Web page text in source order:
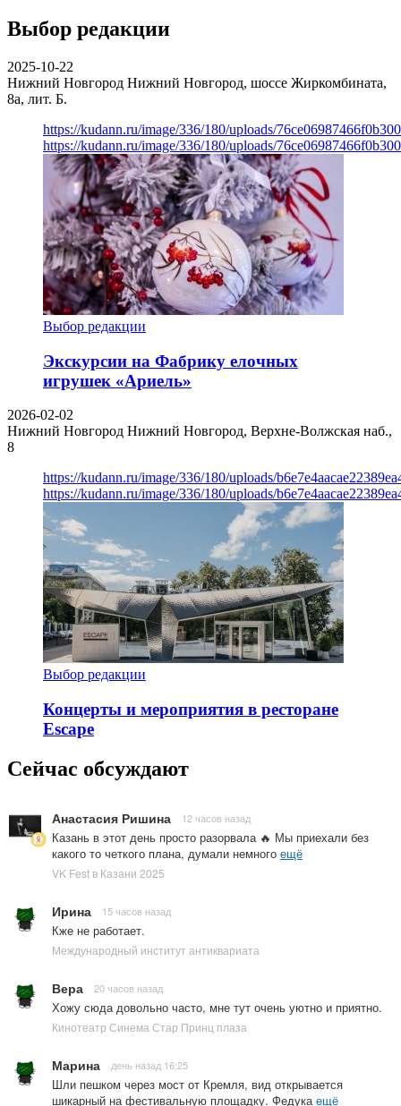
Выбор редакции
2025-10-22
Нижний Новгород Нижний Новгород, шоссе Жиркомбината,
8а, лит. Б.
https://kudann.ru/image/336/180/uploads/
https://kudann.ru/image/336/180/uploads/
Выбор редакции
Экскурсии на Фабрику елочных
игрушек «Ариель»
2026-02-02
Нижний Новгород Нижний Новгород, Верхне-Волжская наб.,
8
https://kudann.ru/image/336/180/uploads/
https://kudann.ru/image/336/180/uploads/
Выбор редакции
Концерты и мероприятия в ресторане
Escape
Сейчас обсуждают
Анастасия Ришина 12 часов назад
Казань в этот день просто разорвала 🔥 Мы приехали без
какого то четкого плана, думали немного ещё
VK Fest в Казани 2025
Ирина 15 часов назад
Кже не работает.
Международный институт антиквариата
Вера 20 часов назад
Хожу сюда довольно часто, мне тут очень уютно и приятно.
Кинотеатр Синема Стар Принц плаза
Марина день назад 16:25
Шли пешком через мост от Кремля, вид открывается
шикарный на фестивальную площадку. Федукаещё